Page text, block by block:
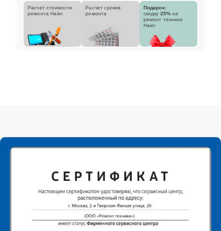
Расчет стоимости
ремонта Haier
Расчет сроков
ремонта
Подарок:
скидку 25% на
ремонт техники
Haier